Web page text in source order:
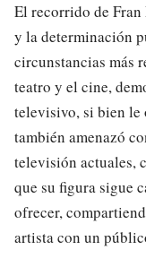
El recorrido de Fran
y la determinación
circunstancias más
teatro y el cine,
televisivo, si bien le
también amenazó
televisión actuales,
que su figura sigue
ofrecer,
artista con un